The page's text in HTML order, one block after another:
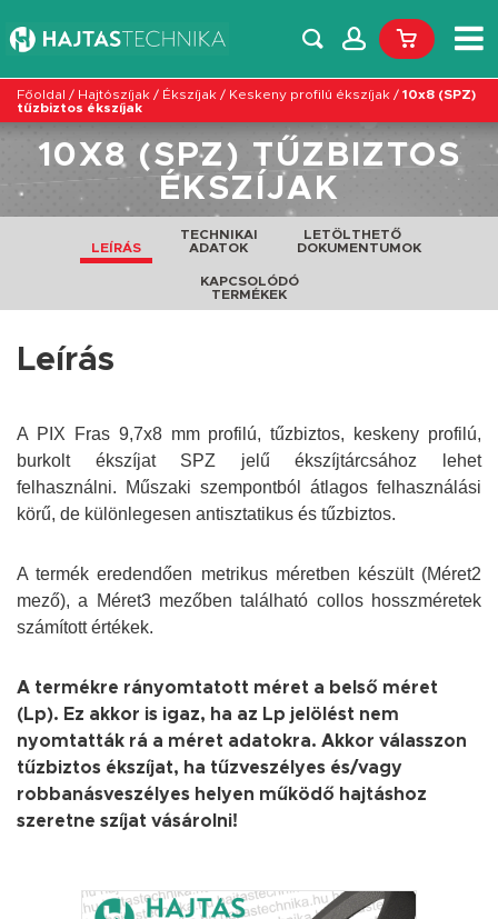
Főoldal / Hajtószíjak / Ékszíjak / Keskeny profilú ékszíjak / 10x8 (SPZ)
tűzbiztos ékszíjak
10X8 (SPZ) TŰZBIZTOS
ÉKSZÍJAK
LEÍRÁS
TECHNIKAI
ADATOK
LETÖLTHETŐ
DOKUMENTUMOK
KAPCSOLÓDÓ
TERMÉKEK
Leírás
A PIX Fras 9,7x8 mm profilú, tűzbiztos, keskeny profilú,
burkolt ékszíjat SPZ jelű ékszíjtárcsához lehet
felhasználni. Műszaki szempontból átlagos felhasználási
körű, de különlegesen antisztatikus és tűzbiztos.
A termék eredendően metrikus méretben készült (Méret2
mező), a Méret3 mezőben található collos hosszméretek
számított értékek.
A termékre rányomtatott méret a belső méret
(Lp). Ez akkor is igaz, ha az Lp jelölést nem
nyomtatták rá a méret adatokra. Akkor válasszon
tűzbiztos ékszíjat, ha tűzveszélyes és/vagy
robbanásveszélyes helyen működő hajtáshoz
szeretne szíjat vásárolni!